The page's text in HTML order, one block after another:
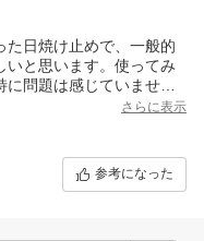
た日焼け止めで、一般的
いと思います。使ってみ
に問題は感じていませ
さらに表示
参考になった